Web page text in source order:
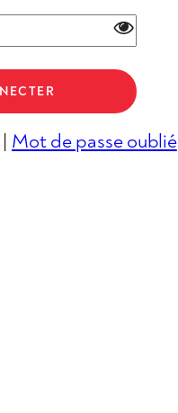
| Mot de passe oublié